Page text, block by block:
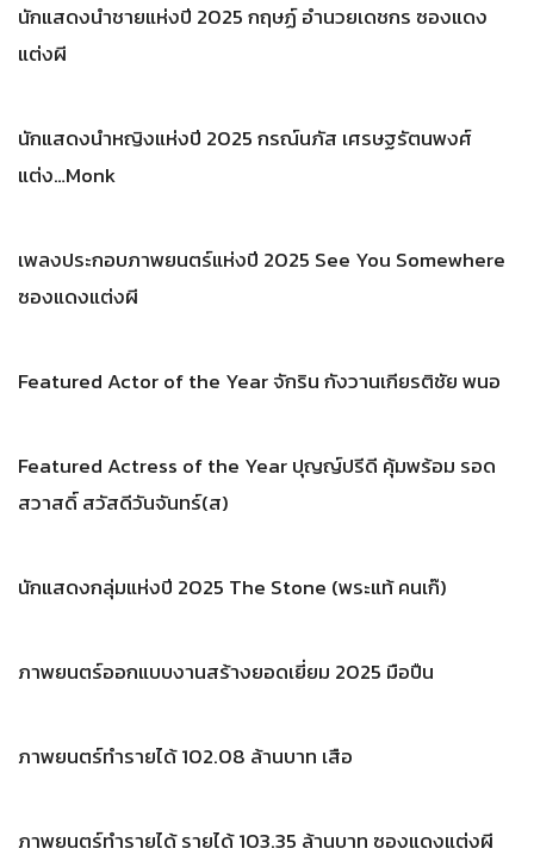
นักแสดงนำชายแห่งปี 2025 กฤษฏ์ อำนวยเดชกร ซองแดง
แต่งผี
นักแสดงนำหญิงแห่งปี 2025 กรณ์นภัส เศรษฐรัตนพงศ์
แต่ง…Monk
เพลงประกอบภาพยนตร์แห่งปี 2025 See You Somewhere
ซองแดงแต่งผี
Featured Actor of the Year จักริน กังวานเกียรติชัย พนอ
Featured Actress of the Year ปุญญ์ปรีดี คุ้มพร้อม รอด
สวาสดิ์ สวัสดีวันจันทร์(ส)
นักแสดงกลุ่มแห่งปี 2025 The Stone (พระแท้ คนเก๊)
ภาพยนตร์ออกแบบงานสร้างยอดเยี่ยม 2025 มือปืน
ภาพยนตร์ทำรายได้ 102.08 ล้านบาท เสือ
ภาพยนตร์ทำรายได้ รายได้ 103.35 ล้านบาท ซองแดงแต่งผี